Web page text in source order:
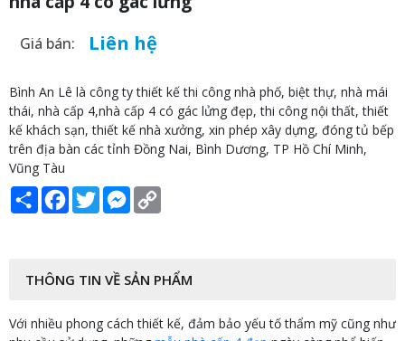
Giá bán: Liên hệ
Bình An Lê là công ty thiết kế thi công nhà phố, biệt thự, nhà mái
thái, nhà cấp 4,nhà cấp 4 có gác lửng đẹp, thi công nội thất, thiết
kế khách sạn, thiết kế nhà xưởng, xin phép xây dựng, đóng tủ bếp
trên địa bàn các tỉnh Đồng Nai, Bình Dương, TP Hồ Chí Minh,
Vũng Tàu
Share Facebook
TwitterMessenger
THÔNG TIN VỀ SẢN PHẨM
Với nhiều phong cách thiết kế, đảm bảo yếu tố thẩm mỹ cũng như